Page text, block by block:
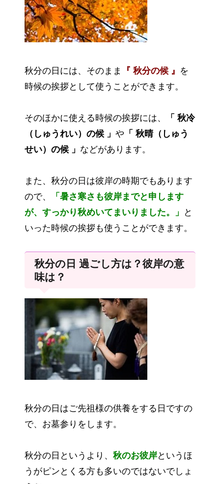
秋分の日には、そのまま 『 秋分の候 』 を
時候の挨拶として使うことができます。
そのほかに使える時候の挨拶には、
「 秋冷
（しゅうれい）の候 」 や 「 秋晴（しゅう
せい）の候 」 などがあります。
また、秋分の日は彼岸の時期でもあります
ので、
「暑さ寒さも彼岸までと申します
が、すっかり秋めいてまいりました。」
と
いった時候の挨拶も使うことができます。
秋分の日 過ごし方は？彼岸の意
味は？
秋分の日はご先祖様の供養をする日ですの
で、お墓参りをします。
秋分の日というより、 秋のお彼岸というほ
うがピンとくる方も多いのではないでしょ